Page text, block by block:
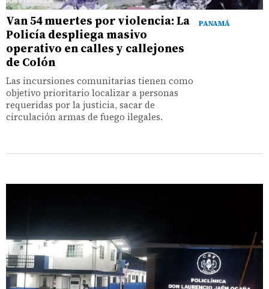
PANAMÁ
Van 54 muertes por violencia: La
Policía despliega masivo
operativo en calles y callejones
de Colón
Las incursiones comunitarias tienen como
objetivo prioritario localizar a personas
requeridas por la justicia, sacar de
circulación armas de fuego ilegales.